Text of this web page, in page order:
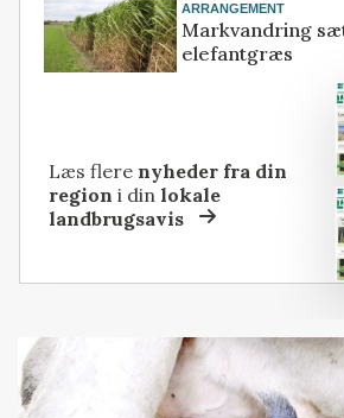
ARRANGEMENT
Markvandring
elefantgræs
Læs flere nyheder fra din
region i dinlokale
landbrugsavis